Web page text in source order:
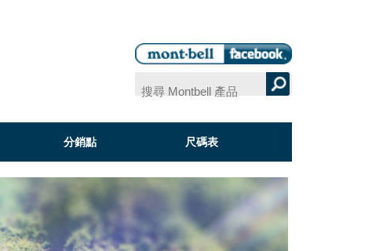
分銷點 尺碼表